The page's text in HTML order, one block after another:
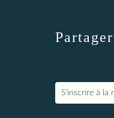
S'inscrire à la